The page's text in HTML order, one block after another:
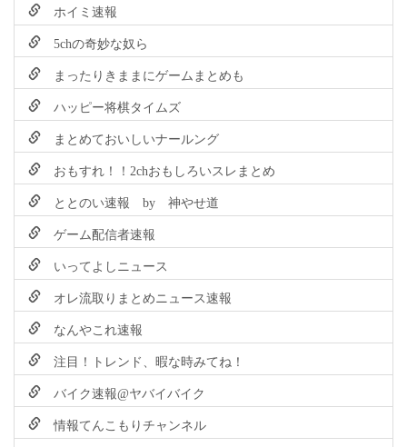
ホイミ速報
5chの奇妙な奴ら
まったりきままにゲームまとめも
ハッピー将棋タイムズ
まとめておいしいナールング
おもすれ！！2chおもしろいスレまとめ
ととのい速報 by 神やせ道
ゲーム配信者速報
いってよしニュース
オレ流取りまとめニュース速報
なんやこれ速報
注目！トレンド、暇な時みてね！
バイク速報@ヤバイバイク
情報てんこもりチャンネル